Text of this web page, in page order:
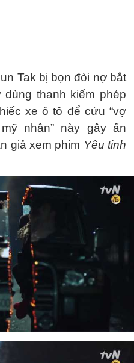
Tak bị bọn đòi nợ bắt
thanh kiếm phép
xe ô tô để cứu “vợ
nhân” này gây ấn
giả xem phim Yêu tinh